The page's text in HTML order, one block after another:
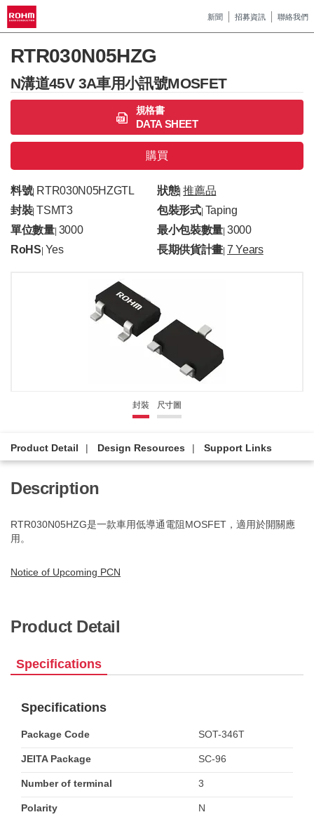
新聞 招募資訊 聯絡我們
RTR030N05HZG
N溝道45V 3A車用小訊號MOSFET
規格書
DATA SHEET
購買
料號| RTR030N05HZGTL 狀態|推薦品
封裝| TSMT3 包裝形式| Taping
單位數量| 3000 最小包裝數量 |3000
RoHS Yes 長期供貨計畫 7 Years
封裝 尺寸圖
Product Detail Design Resources Support Links
Description
RTR030N05HZG是一款車用低導通電阻MOSFET，適用於開關應
用。
Notice of Upcoming PCN
Product Detail
Specifications
Specifications
Package Code SOT-346T
JEITA Package SC-96
Number of terminal 3
Polarity N